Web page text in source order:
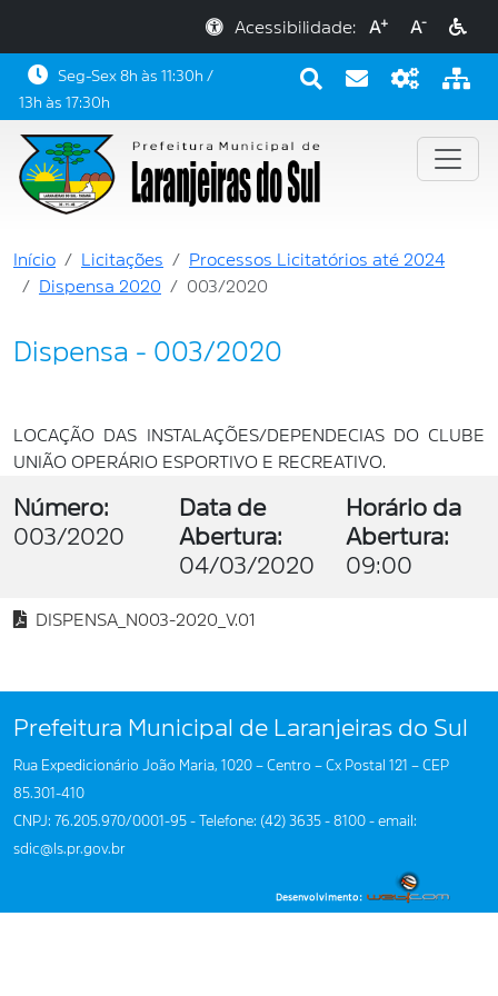
Acessibilidade: A+ A-
Seg-Sex 8h às 11:30h /
13h às 17:30h
Início Licitações
Processos Licitatórios até 2024
Dispensa 2020
003/2020
Dispensa - 003/2020
LOCAÇÃO DAS INSTALAÇÕES/DEPENDECIAS DO CLUBE
UNIÃO OPERÁRIO ESPORTIVO E RECREATIVO.
Número:
003/2020
Data de
Abertura:
04/03/2020
Horário da
Abertura:
09:00
DISPENSA_N003-2020_V.01
Prefeitura Municipal de Laranjeiras do Sul
Rua Expedicionário João Maria, 1020 – Centro – Cx Postal 121 – CEP
85.301-410
CNPJ: 76.205.970/0001-95 - Telefone: (42) 3635 - 8100 - email:
sdic@ls.pr.gov.br